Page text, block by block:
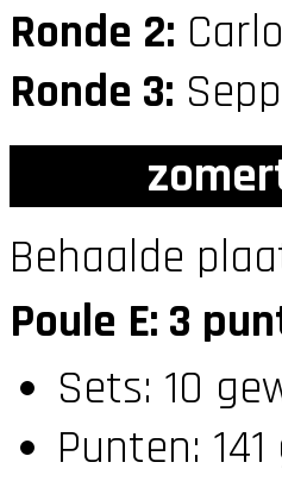
Ronde 2:
Ronde 3:
Behaalde
Poule E: 3
Sets: 10
Punten: